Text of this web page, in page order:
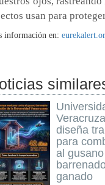
usan para
información en:
diseña
para
al gusano
ganado